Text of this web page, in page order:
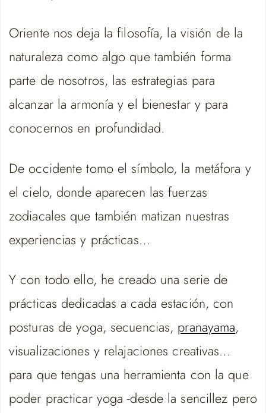
Oriente nos deja la filosofía, la visión de la
naturaleza como algo que también forma
parte de nosotros, las estrategias para
alcanzar la armonía y el bienestar y para
conocernos en profundidad.
De occidente tomo el símbolo, la metáfora y
el cielo, donde aparecen las fuerzas
zodiacales que también matizan nuestras
experiencias y prácticas…
Y con todo ello, he creado una serie de
prácticas dedicadas a cada estación, con
posturas de yoga, secuencias, pranayama,
visualizaciones y relajaciones creativas…
para que tengas una herramienta con la que
poder practicar yoga -desde la sencillez pero